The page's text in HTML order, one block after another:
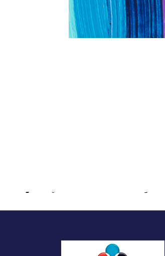
Warning : count(): Parameter must be an array or